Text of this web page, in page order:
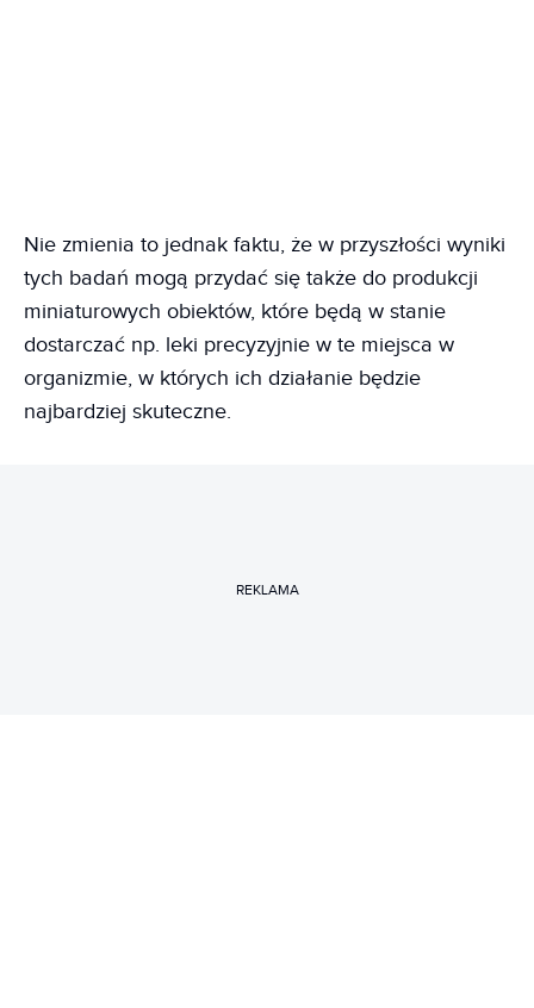
Nie zmienia to jednak faktu, że w przyszłości wyniki
tych badań mogą przydać się także do produkcji
miniaturowych obiektów, które będą w stanie
dostarczać np. leki precyzyjnie w te miejsca w
organizmie, w których ich działanie będzie
najbardziej skuteczne.
REKLAMA